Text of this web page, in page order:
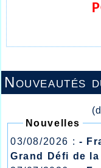
Nouveautés
Nouvelles
03/08/2026 : -
Grand Défi de
Pas de répit
moins loin.
lendemain de
déplaçaient à
haies 8.95,
alors qu’Anaïs